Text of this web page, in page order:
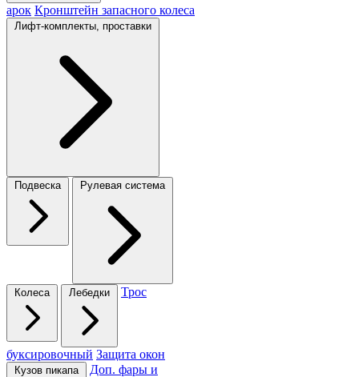
арок Кронштейн запасного колеса
Лифт-комплекты, проставки
Подвеска Рулевая система
Колеса Лебедки Трос
буксировочный Защита окон
Кузов пикапа Доп. фары и